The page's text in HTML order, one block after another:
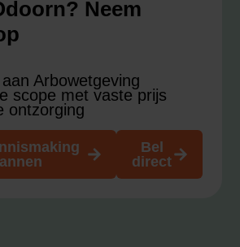
Neem
Arbowetgeving
scope met vaste prijs
ontzorging
Bel
direct